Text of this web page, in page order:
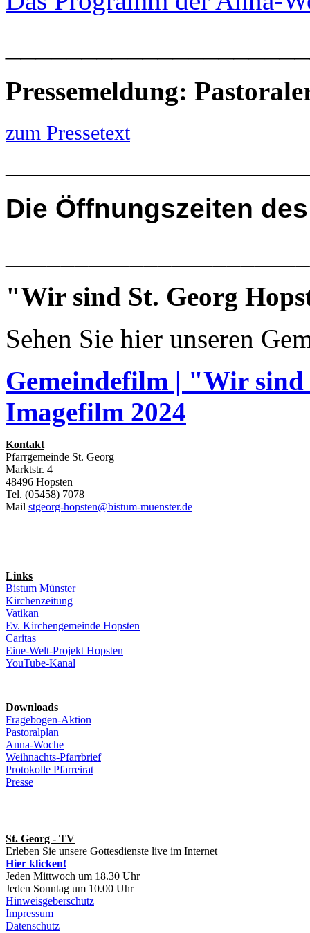
Pressemeldung:
zum Pressetext
Die Öffnungszeiten
"Wir sind St. Georg
Sehen Sie hier unseren
Gemeindefilm | "Wir
Imagefilm 2024
Kontakt
Pfarrgemeinde St. Georg
Marktstr. 4
48496 Hopsten
Tel. (05458) 7078
Mail stgeorg-hopsten@bistum-muenster.de
Links
Bistum Münster
Kirchenzeitung
Vatikan
Ev. Kirchengemeinde Hopsten
Caritas
Eine-Welt-Projekt Hopsten
YouTube-Kanal
Downloads
Fragebogen-Aktion
Pastoralplan
Anna-Woche
Weihnachts-Pfarrbrief
Protokolle Pfarreirat
Presse
St. Georg - TV
Erleben Sie unsere Gottesdienste live im Internet
Hier klicken!
Jeden Mittwoch um 18.30 Uhr
Jeden Sonntag um 10.00 Uhr
Hinweisgeberschutz
Impressum
Datenschutz